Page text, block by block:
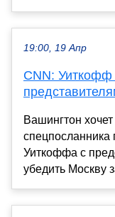
19:00, 19 Апр
CNN: Уиткофф
Вашингтон
Уиткоффа с
убедить Москву